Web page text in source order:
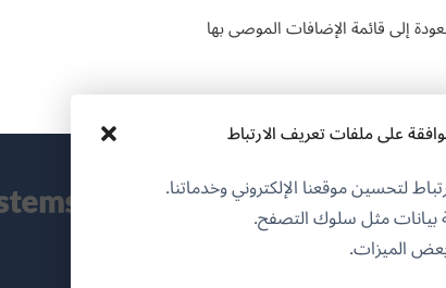
على ملفات تعريف الارتباط
لتحسين موقعنا الإلكتروني وخدماتنا.
بيانات مثل سلوك التصفح.
الميزات.
إلى قائمة الإضافات الموصى بها
OnTheGoSystems Limited(يفتح